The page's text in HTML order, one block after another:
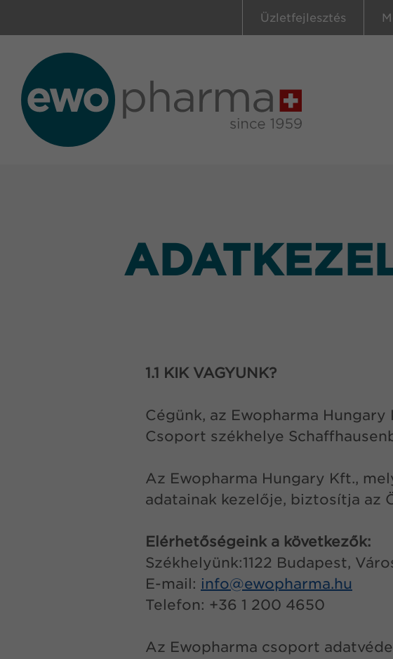
Üzletfejlesztés
1.1 KIK VAGYUNK?
Cégünk, az Ewopharma
Csoport székhelye
Az Ewopharma Hungary Kft.,
adatainak kezelője, biztosítja az
Elérhetőségeink a következők:
Székhelyünk:1122 Budapest,
E-mail: info@ewopharma.hu
Telefon: +36 1 200 4650
Az Ewopharma csoport